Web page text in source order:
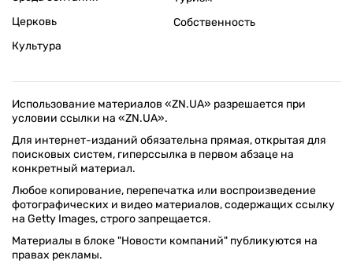
Церковь
Культура
Собственность
Использование материалов «ZN.UA» разрешается при
условии ссылки на «ZN.UA».
Для интернет-изданий обязательна прямая, открытая для
поисковых систем, гиперссылка в первом абзаце на
конкретный материал.
Любое копирование, перепечатка или воспроизведение
фотографических и видео материалов, содержащих ссылку
на Getty Images, строго запрещается.
Материалы в блоке "Новости компаний" публикуются на
правах рекламы.